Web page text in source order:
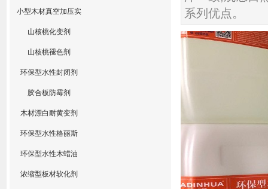
小型木材真空加压实
山核桃化变剂
山核桃褪色剂
环保型水性封闭剂
胶合板防霉剂
木材漂白耐黄变剂
环保型水性格丽斯
环保型水性木蜡油
浓缩型板材软化剂
系列优点。